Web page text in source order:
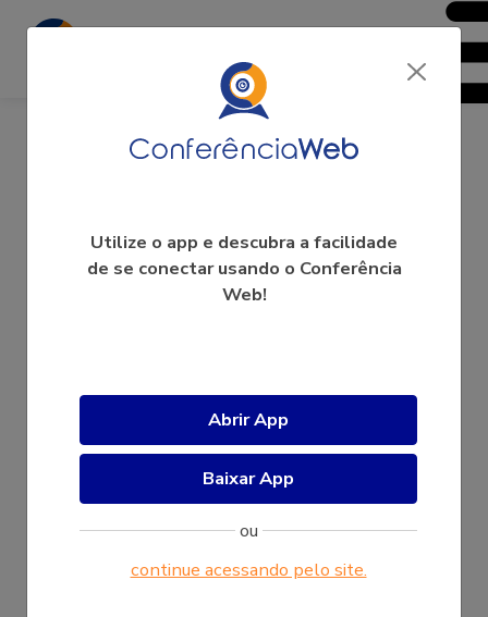
Rede de Pesquisadores em
Comunicação Multiplataforma
Utilize o app e descubra a facilidade
de se conectar usando o Conferência
Web!
Abrir App
Baixar App
ou
continue acessando pelo site.